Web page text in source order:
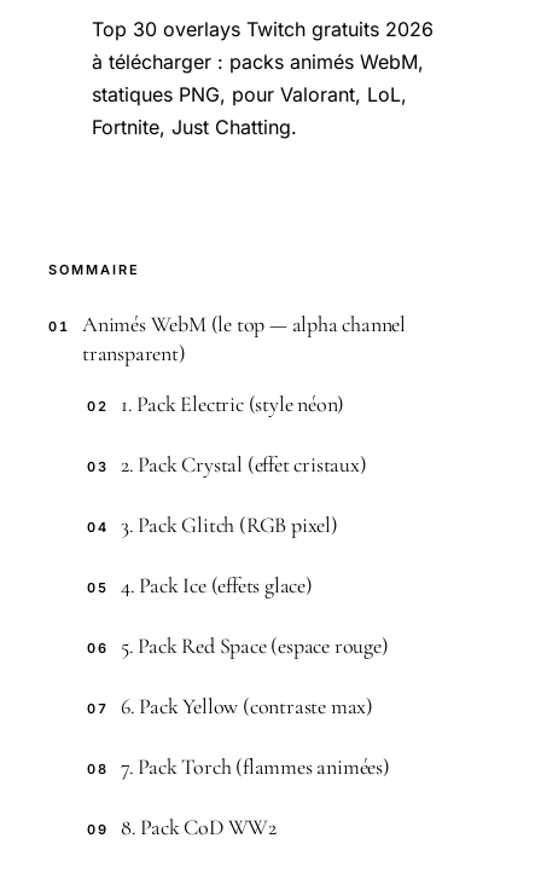
Top 30 overlays Twitch gratuits 2026
à télécharger : packs animés WebM,
statiques PNG, pour Valorant, LoL,
Fortnite, Just Chatting.
SOMMAIRE
01
Animés WebM (le top — alpha channel
transparent)
02 1. Pack Electric (style néon)
03 2. Pack Crystal (effet cristaux)
04 3. Pack Glitch (RGB pixel)
05 4. Pack Ice (effets glace)
06 5. Pack Red Space (espace rouge)
07 6. Pack Yellow (contraste max)
08 7. Pack Torch (flammes animées)
09 8. Pack CoD WW2